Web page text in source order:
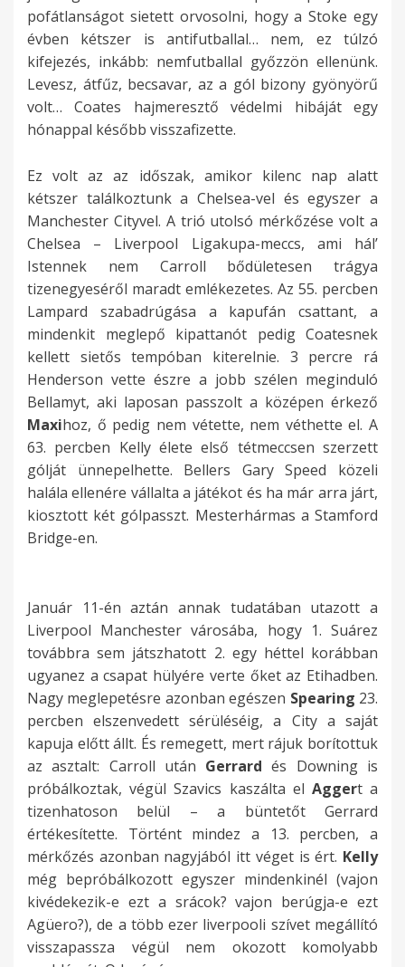
pofátlanságot sietett orvosolni, hogy a Stoke egy
évben kétszer is antifutballal… nem, ez túlzó
kifejezés, inkább: nemfutballal győzzön ellenünk.
Levesz, átfűz, becsavar, az a gól bizony gyönyörű
volt… Coates hajmeresztő védelmi hibáját egy
hónappal később visszafizette.
Ez volt az az időszak, amikor kilenc nap alatt
kétszer találkoztunk a Chelsea-vel és egyszer a
Manchester Cityvel. A trió utolsó mérkőzése volt a
Chelsea – Liverpool Ligakupa-meccs, ami hál’
Istennek nem Carroll bődületesen trágya
tizenegyeséről maradt emlékezetes. Az 55. percben
Lampard szabadrúgása a kapufán csattant, a
mindenkit meglepő kipattanót pedig Coatesnek
kellett sietős tempóban kiterelnie. 3 percre rá
Henderson vette észre a jobb szélen meginduló
Bellamyt, aki laposan passzolt a középen érkező
Maxihoz, ő pedig nem vétette, nem véthette el. A
63. percben Kelly élete első tétmeccsen szerzett
gólját ünnepelhette. Bellers Gary Speed közeli
halála ellenére vállalta a játékot és ha már arra járt,
kiosztott két gólpasszt. Mesterhármas a Stamford
Bridge-en.
Január 11-én aztán annak tudatában utazott a
Liverpool Manchester városába, hogy 1. Suárez
továbbra sem játszhatott 2. egy héttel korábban
ugyanez a csapat hülyére verte őket az Etihadben.
Nagy meglepetésre azonban egészen Spearing 23.
percben elszenvedett sérüléséig, a City a saját
kapuja előtt állt. És remegett, mert rájuk borítottuk
az asztalt: Carroll után Gerrard és Downing is
próbálkoztak, végül Szavics kaszálta el Aggert a
tizenhatoson belül – a büntetőt Gerrard
értékesítette. Történt mindez a 13. percben, a
mérkőzés azonban nagyjából itt véget is ért. Kelly
még bepróbálkozott egyszer mindenkinél (vajon
kivédekezik-e ezt a srácok? vajon berúgja-e ezt
Agüero?), de a több ezer liverpooli szívet megállító
visszapassza végül nem okozott komolyabb